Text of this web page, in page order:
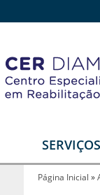
SERVIÇOS
Página Inicial »